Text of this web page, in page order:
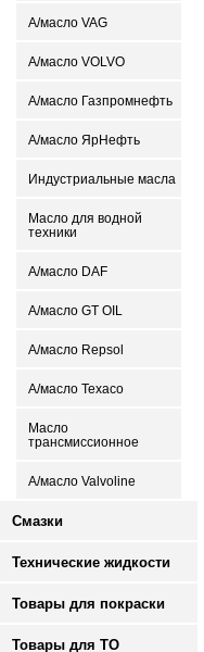
А/масло VAG
А/масло VOLVO
А/масло Газпромнефть
А/масло ЯрНефть
Индустриальные масла
Масло для водной
техники
А/масло DAF
А/масло GT OIL
А/масло Repsol
А/масло Texaco
Масло
трансмиссионное
А/масло Valvoline
Смазки
Технические жидкости
Товары для покраски
Товары для ТО